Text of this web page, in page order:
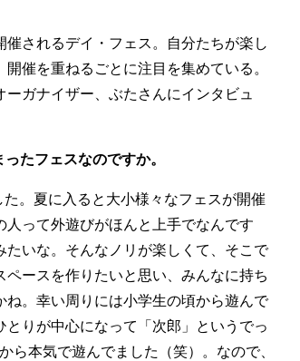
されるデイ・フェス。自分たちが楽し
催を重ねるごとに注目を集めている。
ガナイザー、ぶたさんにインタビュ
たフェスなのですか。
。夏に入ると大小様々なフェスが開催
って外遊びがほんと上手でなんです
いな。そんなノリが楽しくて、そこで
ースを作りたいと思い、みんなに持ち
。幸い周りには小学生の頃から遊んで
りが中心になって「次郎」というでっ
ら本気で遊んでました（笑）。なので、